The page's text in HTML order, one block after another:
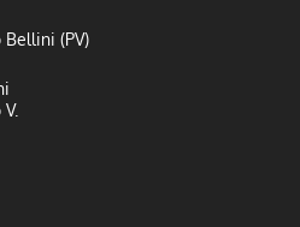
Bellini (PV)